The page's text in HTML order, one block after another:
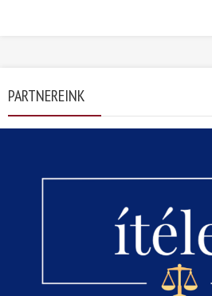
PARTNEREINK